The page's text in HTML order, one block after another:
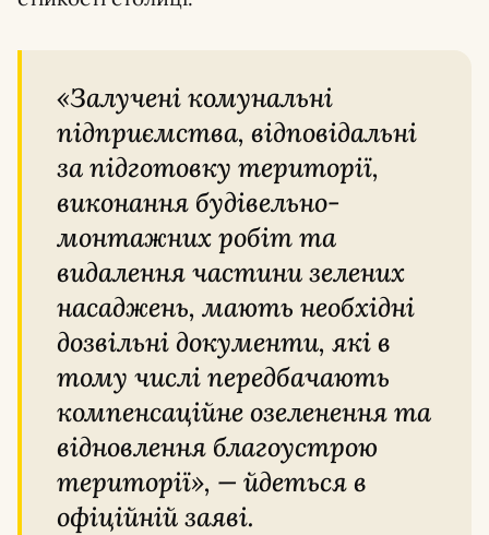
«Залучені комунальні
підприємства, відповідальні
за підготовку території,
виконання будівельно-
монтажних робіт та
видалення частини зелених
насаджень, мають необхідні
дозвільні документи, які в
тому числі передбачають
компенсаційне озеленення та
відновлення благоустрою
території», — йдеться в
офіційній заяві.